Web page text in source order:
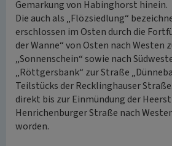
Gemarkung von Habinghorst hinein.
Die auch als „Flözsiedlung“
erschlossen im Osten durch die
der Wanne“ von Osten nach Westen
„Sonnenschein“ sowie nach
„Röttgersbank“ zur Straße
Teilstücks der Recklinghauser
direkt bis zur Einmündung der
Henrichenburger Straße nach
worden.